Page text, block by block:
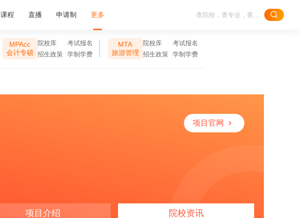
课程 直播 申请制 更多
MPAcc
会计专硕
院校库
考试报名
招生政策
学制学费
MTA
旅游管理
院校库
考试报名
招生政策
学制学费
项目官网
项目介绍 院校资讯